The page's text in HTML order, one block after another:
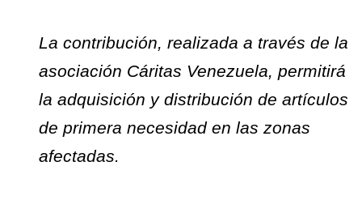
La contribución, realizada a través de la
asociación Cáritas Venezuela, permitirá
la adquisición y distribución de artículos
de primera necesidad en las zonas
afectadas.